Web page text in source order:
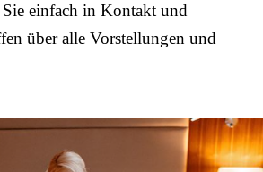
einfach in Kontakt und
über alle Vorstellungen und